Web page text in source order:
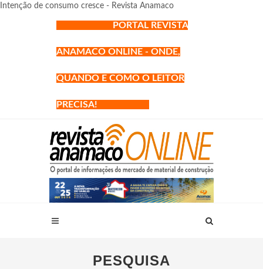
Intenção de consumo cresce - Revista Anamaco
PORTAL REVISTA
ANAMACO ONLINE - ONDE,
QUANDO E COMO O LEITOR
PRECISA!
PESQUISA